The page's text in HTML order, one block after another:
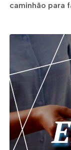
caminhão para